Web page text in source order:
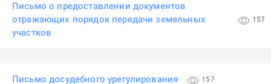
Письмо о предоставлении документов
отражающих порядок передачи земельных
участков
157
Письмо досудебного урегулирования 157